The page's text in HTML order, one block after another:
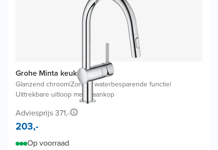
Grohe Minta keukenkraan
Glanzend chroom|Zonder waterbesparende functie|
Uittrekbare uitloop met kraankop
Adviesprijs 371,-
203,-
Op voorraad